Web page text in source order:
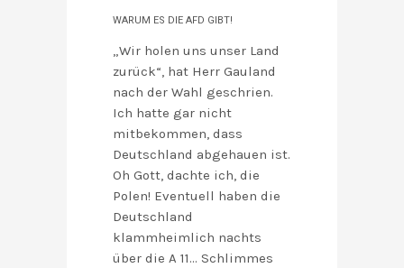
WARUM ES DIE AFD GIBT!
„Wir holen uns unser Land
zurück“, hat Herr Gauland
nach der Wahl geschrien.
Ich hatte gar nicht
mitbekommen, dass
Deutschland abgehauen ist.
Oh Gott, dachte ich, die
Polen! Eventuell haben die
Deutschland
klammheimlich nachts
über die A 11… Schlimmes